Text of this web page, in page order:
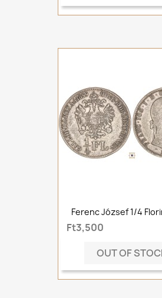
Ferenc József 1/4
Ft3,500
OUT OF